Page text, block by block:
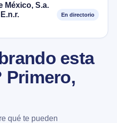
México, S.a.
En directorio
esta
qué te pueden